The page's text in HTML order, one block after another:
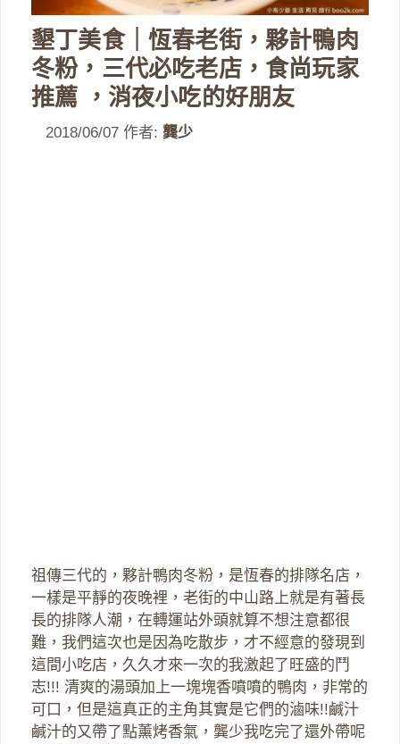
墾丁美食｜恆春老街，夥計鴨肉
冬粉，三代必吃老店，食尚玩家
推薦 ，消夜小吃的好朋友
2018/06/07 作者: 龔少
祖傳三代的，夥計鴨肉冬粉，是恆春的排隊名店，
一樣是平靜的夜晚裡，老街的中山路上就是有著長
長的排隊人潮，在轉運站外頭就算不想注意都很
難，我們這次也是因為吃散步，才不經意的發現到
這間小吃店，久久才來一次的我激起了旺盛的鬥
志!!! 清爽的湯頭加上一塊塊香噴噴的鴨肉，非常的
可口，但是這真正的主角其實是它們的滷味!!鹹汁
鹹汁的又帶了點薰烤香氣，龔少我吃完了還外帶呢